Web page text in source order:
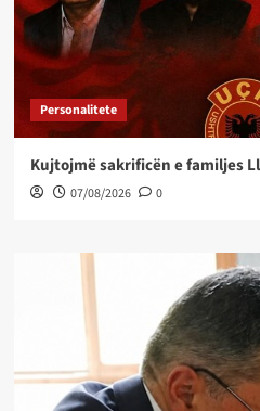
Personalitete
Kujtojmë sakrificën e familjes
07/08/2026 0